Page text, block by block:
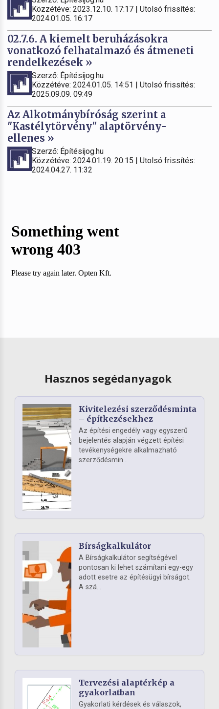
Közzétéve: 2023.12.10. 17:17 | Utolsó frissítés:
2024.01.05. 16:17
02.7.6. A kiemelt beruházásokra
vonatkozó felhatalmazó és átmeneti
rendelkezések »
Szerző: Építésijog.hu
Közzétéve: 2024.01.05. 14:51 | Utolsó frissítés:
2025.09.09. 09:49
Az Alkotmánybíróság szerint a
"Kastélytörvény" alaptörvény-
ellenes »
Szerző: Építésijog.hu
Közzétéve: 2024.01.19. 20:15 | Utolsó frissítés:
2024.04.27. 11:32
Hasznos segédanyagok
Kivitelezési szerződésminta
– építkezésekhez
Az építési engedély vagy egyszerű
bejelentés alapján végzett építési
tevékenységekre alkalmazható
szerződésmin...
Bírságkalkulátor
A Bírságkalkulátor segítségével
pontosan ki lehet számítani egy-egy
adott esetre az építésügyi bírságot.
A szá...
Tervezési alaptérkép a
gyakorlatban
Gyakorlati kérdések és válaszok,